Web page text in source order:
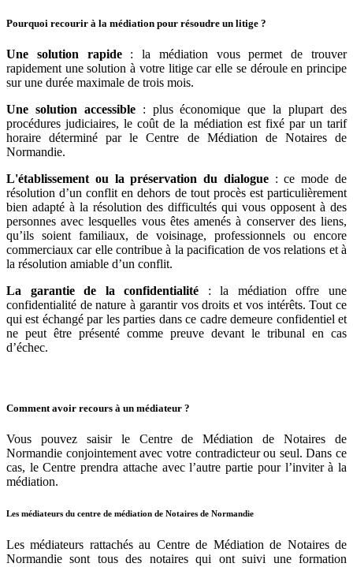
Pourquoi recourir à la médiation pour résoudre un litige ?
Une solution rapide: la médiation vous permet de trouver
rapidement une solution à votre litige car elle se déroule en principe
sur une durée maximale de trois mois.
Une solution accessible: plus économique que la plupart des
procédures judiciaires, le coût de la médiation est fixé par un tarif
horaire déterminé par le Centre de Médiation de Notaires de
Normandie.
L'établissement ou la préservation du dialogue: ce mode de
résolution d’un conflit en dehors de tout procès est particulièrement
bien adapté à la résolution des difficultés qui vous opposent à des
personnes avec lesquelles vous êtes amenés à conserver des liens,
qu’ils soient familiaux, de voisinage, professionnels ou encore
commerciaux car elle contribue à la pacification de vos relations et à
la résolution amiable d’un conflit.
La garantie de la confidentialité : la médiation offre une
confidentialité de nature à garantir vos droits et vos intérêts. Tout ce
qui est échangé par les parties dans ce cadre demeure confidentiel et
ne peut être présenté comme preuve devant le tribunal en cas
d’échec.
Comment avoir recours à un médiateur ?
Vous pouvez saisir le Centre de Médiation de Notaires de
Normandie conjointement avec votre contradicteur ou seul. Dans ce
cas, le Centre prendra attache avec l’autre partie pour l’inviter à la
médiation.
Les médiateurs du centre de médiation de Notaires de Normandie
Les médiateurs rattachés au Centre de Médiation de Notaires de
Normandie sont tous des notaires qui ont suivi une formation